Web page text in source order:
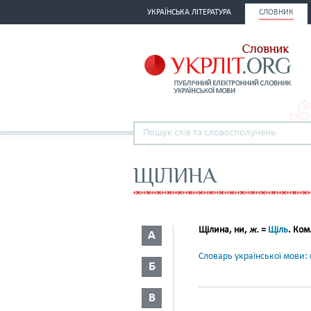
УКРАЇНСЬКА ЛІТЕРАТУРА СЛОВНИК
ЩІЛИНА
А
Б
В
Щілина, ни, ж. = Щіль.
Словарь української